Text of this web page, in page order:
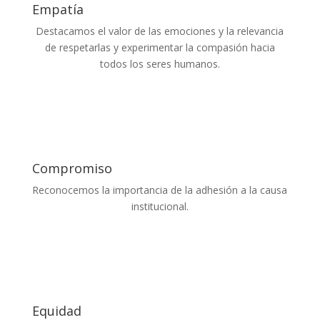
Empatía
Destacamos el valor de las emociones y la relevancia
de respetarlas y experimentar la compasión hacia
todos los seres humanos.
Compromiso
Reconocemos la importancia de la adhesión a la causa
institucional.
Equidad